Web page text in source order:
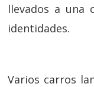
llevados a una
identidades.
Varios carros